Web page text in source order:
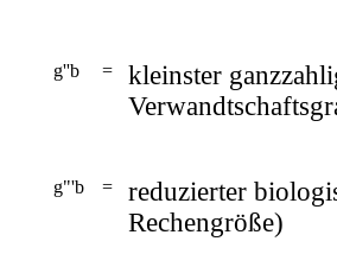
g''b =
kleinster
g"'b =
reduzierter
Rechengröße)